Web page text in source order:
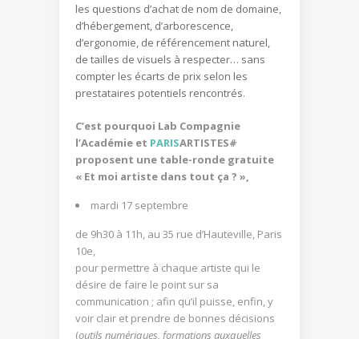
les questions d’achat de nom de domaine,
d’hébergement, d’arborescence,
d’ergonomie, de référencement naturel,
de tailles de visuels à respecter… sans
compter les écarts de prix selon les
prestataires potentiels rencontrés.
C’est pourquoi Lab Compagnie
l’Académie et PARISARTISTES#
proposent une table-ronde gratuite
« Et moi artiste dans tout ça ? »,
mardi 17 septembre
de 9h30 à 11h, au 35 rue d’Hauteville, Paris
10e,
pour permettre à chaque artiste qui le
désire de faire le point sur sa
communication ; afin qu’il puisse, enfin, y
voir clair et prendre de bonnes décisions
(outils numériques, formations auxquelles